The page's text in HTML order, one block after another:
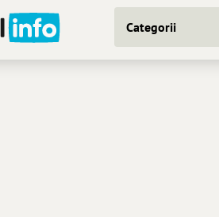
Categorii